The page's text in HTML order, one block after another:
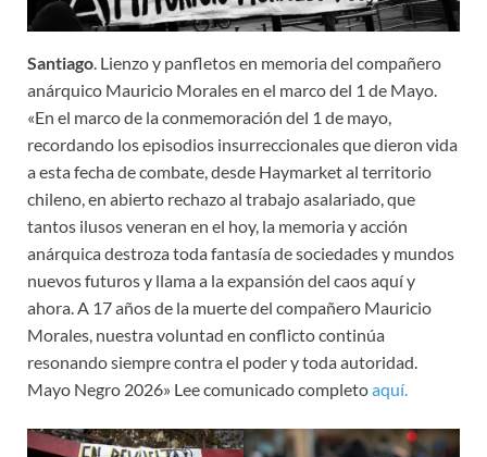
Santiago. Lienzo y panfletos en memoria del compañero
anárquico Mauricio Morales en el marco del 1 de Mayo.
«En el marco de la conmemoración del 1 de mayo,
recordando los episodios insurreccionales que dieron vida
a esta fecha de combate, desde Haymarket al territorio
chileno, en abierto rechazo al trabajo asalariado, que
tantos ilusos veneran en el hoy, la memoria y acción
anárquica destroza toda fantasía de sociedades y mundos
nuevos futuros y llama a la expansión del caos aquí y
ahora. A 17 años de la muerte del compañero Mauricio
Morales, nuestra voluntad en conflicto continúa
resonando siempre contra el poder y toda autoridad.
Mayo Negro 2026» Lee comunicado completoaquí.